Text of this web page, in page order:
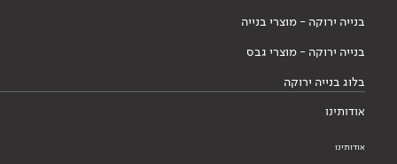
בנייה ירוקה - מוצרי בנייה
בנייה ירוקה - מוצרי גבס
בלוג בנייה ירוקה
אודותינו
אודותינו